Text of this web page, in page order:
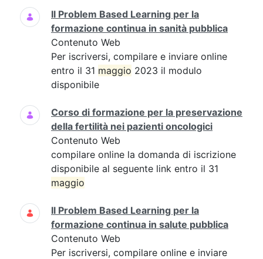
Il Problem Based Learning per la
formazione continua in sanità pubblica
Contenuto Web
Per iscriversi, compilare e inviare online
entro il 31 maggio 2023 il modulo
disponibile
Corso di formazione per la preservazione
della fertilità nei pazienti oncologici
Contenuto Web
compilare online la domanda di iscrizione
disponibile al seguente link entro il 31
maggio
Il Problem Based Learning per la
formazione continua in salute pubblica
Contenuto Web
Per iscriversi, compilare online e inviare